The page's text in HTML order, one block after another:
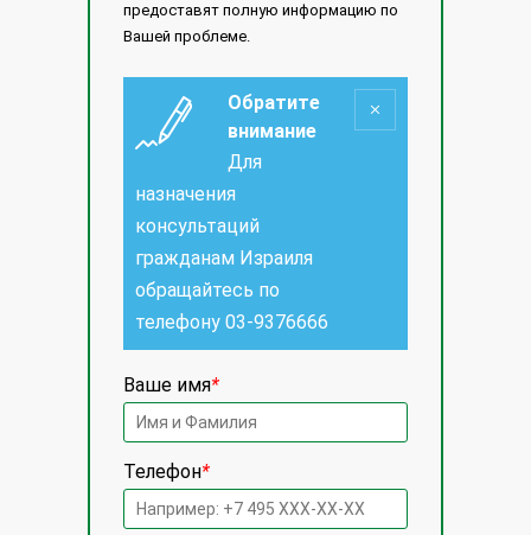
предоставят полную информацию по
Вашей проблеме.
Обратите
внимание
Для
назначения
консультаций
гражданам Израиля
обращайтесь по
телефону 03-9376666
Ваше имя*
Телефон*